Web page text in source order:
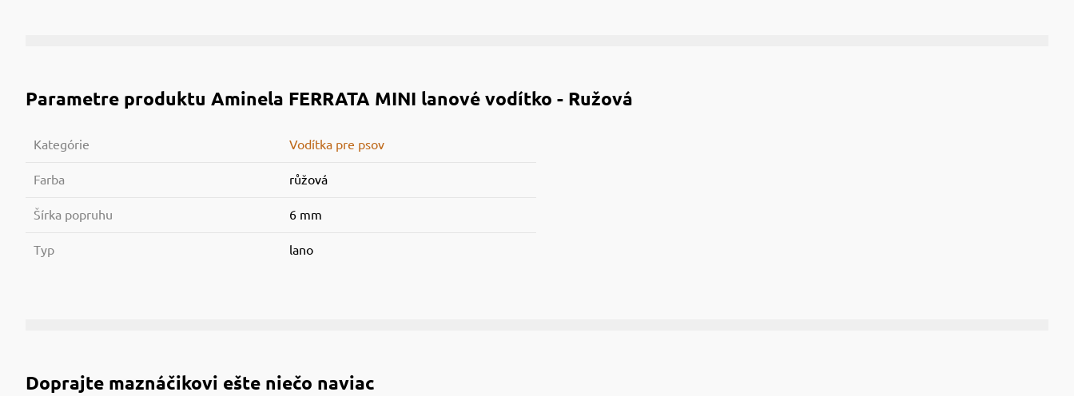
Parametre produktu Aminela FERRATA MINI lanové vodítko - Ružová
Kategórie Vodítka pre psov
Farba růžová
Šírka popruhu 6 mm
Typ lano
Doprajte maznáčikovi ešte niečo naviac